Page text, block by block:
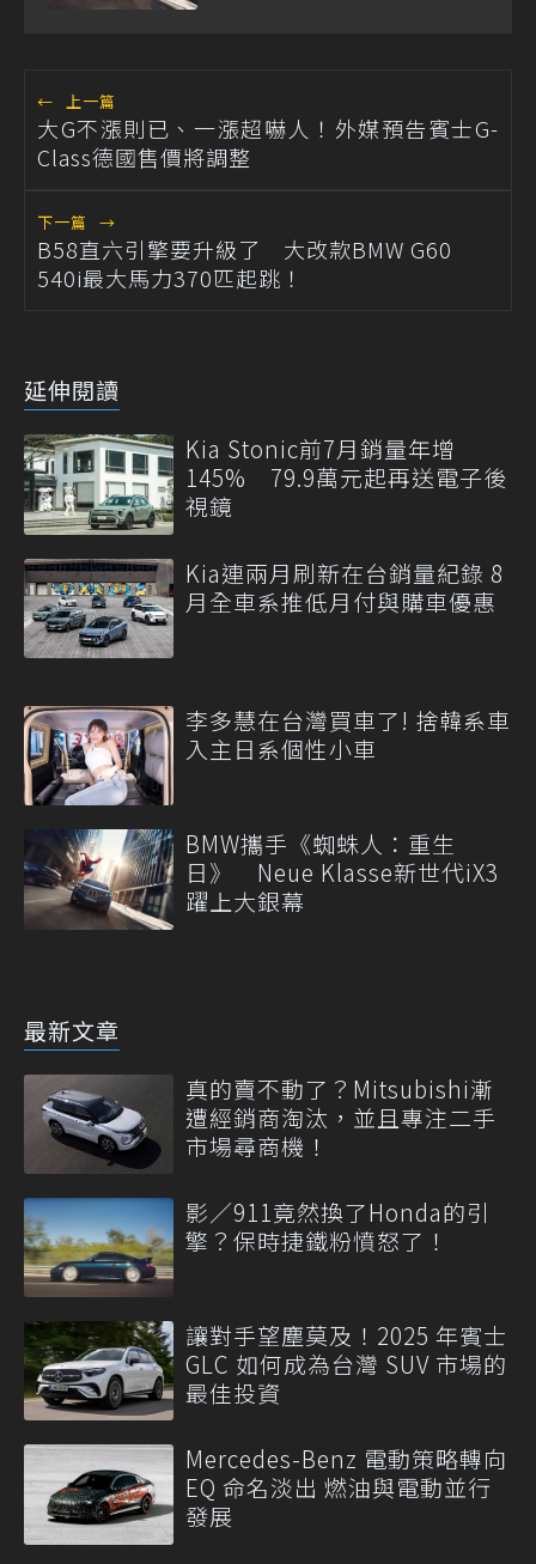
← 上一篇
大G不漲則已、一漲超嚇人！外媒預告賓士G-
Class德國售價將調整
下一篇 →
B58直六引擎要升級了 大改款BMW G60
540i最大馬力370匹起跳！
延伸閱讀
Kia Stonic前7月銷量年增
145% 79.9萬元起再送電子後
視鏡
Kia連兩月刷新在台銷量紀錄 8
月全車系推低月付與購車優惠
李多慧在台灣買車了! 捨韓系車
入主日系個性小車
BMW攜手《蜘蛛人：重生
日》 Neue Klasse新世代iX3
躍上大銀幕
最新文章
真的賣不動了？Mitsubishi漸
遭經銷商淘汰，並且專注二手
市場尋商機！
影／911竟然換了Honda的引
擎？保時捷鐵粉憤怒了！
讓對手望塵莫及！2025 年賓士
GLC 如何成為台灣 SUV 市場的
最佳投資
Mercedes-Benz 電動策略轉向
EQ 命名淡出 燃油與電動並行
發展